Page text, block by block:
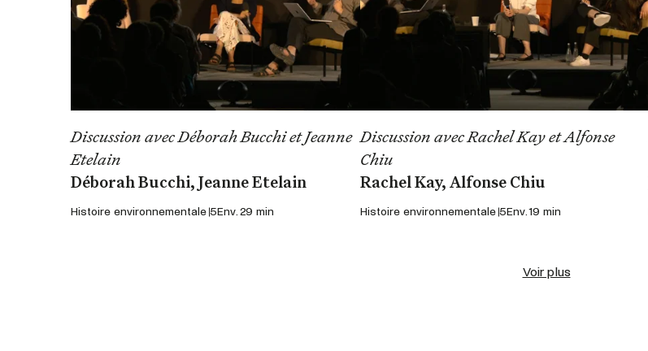
Discussion avec Déborah Bucchi et Jeanne
Etelain
Déborah Bucchi, Jeanne Etelain
Histoire environnementale 5Env. 29 min
Discussion avec Rachel Kay et Alfonse
Chiu
Rachel Kay, Alfonse Chiu
Histoire environnementale 5Env. 19 min
Voir plus